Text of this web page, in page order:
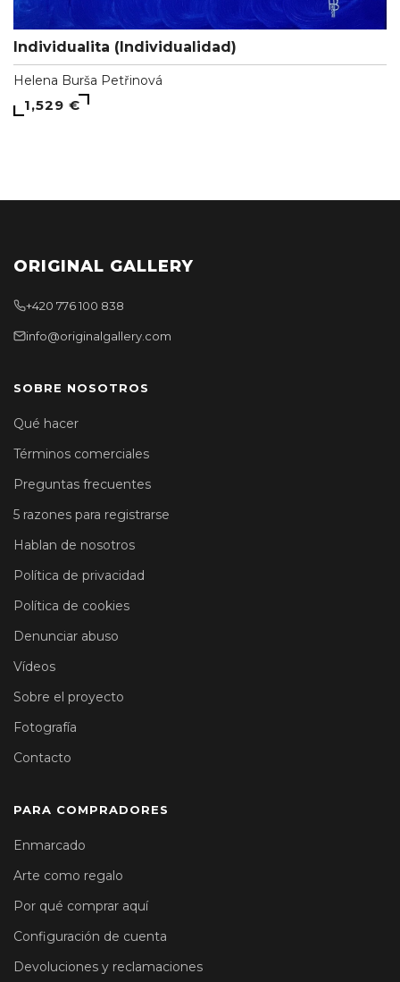
Individualita (Individualidad)
Helena Burša Petřinová
1,529 €
ORIGINAL GALLERY
+420 776 100 838
info@originalgallery.com
SOBRE NOSOTROS
Qué hacer
Términos comerciales
Preguntas frecuentes
5 razones para registrarse
Hablan de nosotros
Política de privacidad
Política de cookies
Denunciar abuso
Vídeos
Sobre el proyecto
Fotografía
Contacto
PARA COMPRADORES
Enmarcado
Arte como regalo
Por qué comprar aquí
Configuración de cuenta
Devoluciones y reclamaciones